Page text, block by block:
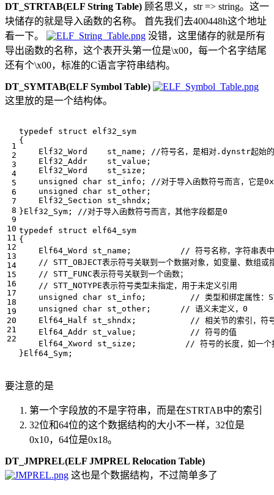
DT_STRTAB(ELF String Table) 顾名思义，str => string。这一
块储存的就是导入函数的名称。 首先我们去400448h这个地址
看一下。
没错，这里储存的就是所有
导出函数的名称，这个表开头第一位是\x00，每一个名字结尾
还有个\x00，标准的C语言字符串结构。
DT_SYMTAB(ELF Symbol Table)
这里放的是一个结构体。
typedef struct elf32_sym
{
Elf32_Word
st_name ;
Elf32_Addr
st_value ;
Elf32_Word
st_size ;
unsigned
char st_info ;
unsigned
char st_other ;
Elf32_Section
st_shndx ;
}Elf32_Sym ;
typedef struct elf64_sym
{
Elf64_Word
st_name ;
unsigned
char st_info ;
unsigned
char st_other ;
Elf64_Half
st_shndx ;
Elf64_Addr st_value ;
Elf64_Xword
st_size ;
}Elf64_Sym ;
要注意的是
第一个字段放的不是字符串，而是在STRTAB中的索引
32位和64位的这个数据结构的大小不一样，32位是
0x10，64位是0x18。
DT_JMPREL(ELF JMPREL Relocation Table)
这也是个数据结构，不过简单多了